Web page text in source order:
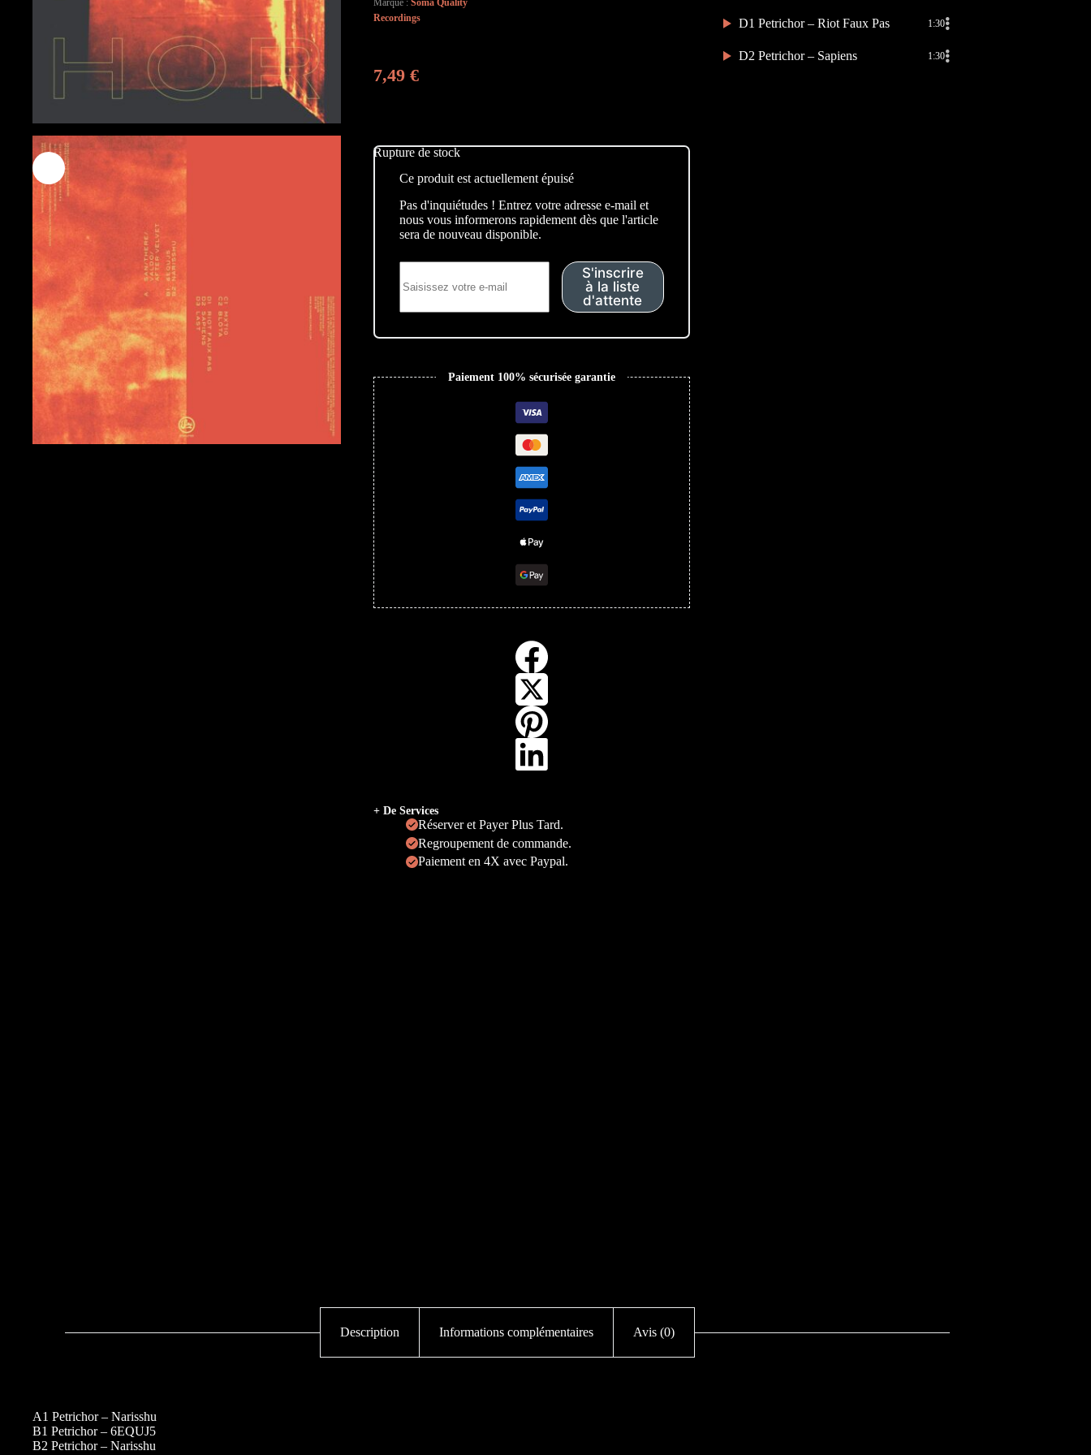
Marque : Soma Quality
Recordings
7,49 €
Rupture de stock
D1 Petrichor – Riot Faux Pas 1:30
D2 Petrichor – Sapiens 1:30
Ce produit est actuellement épuisé
Pas d'inquiétudes ! Entrez votre adresse e-mail et
nous vous informerons rapidement dès que l'article
sera de nouveau disponible.
S'inscrire
à la liste
d'attente
Paiement 100% sécurisée garantie
+ De Services
Réserver et Payer Plus Tard.
Regroupement de commande.
Paiement en 4X avec Paypal.
Description Informations complémentaires Avis (0)
A1 Petrichor – Narisshu
B1 Petrichor – 6EQUJ5
B2 Petrichor – Narisshu